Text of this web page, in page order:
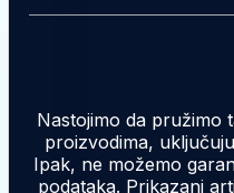
Nastojimo da pružimo
proizvodima,
Ipak, ne možemo
podataka. Prikazani